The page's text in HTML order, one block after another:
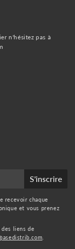
n'hésitez pas à
S'inscrire
recevoir chaque
et vous prenez
liens de